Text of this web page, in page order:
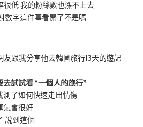
很低 我的粉絲數也漲不上去
數字這件事看開了不是嗎
跟我分享他去韓國旅行13天的遊記
試試看 “一個人的旅行”
測了如何快速走出情傷
氣會很好
說到這個